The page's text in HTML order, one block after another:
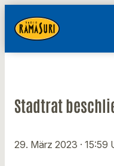
Stadtrat
29. März 2023 · 15:59